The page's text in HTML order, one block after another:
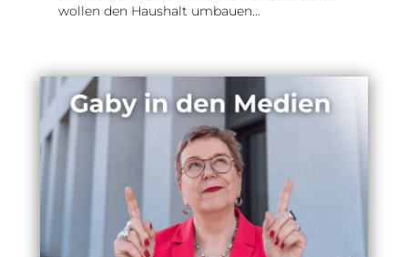
wollen den Haushalt umbauen…